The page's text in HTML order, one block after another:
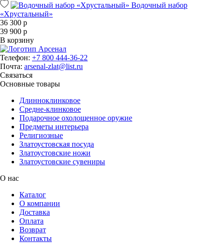
Водочный набор
«Хрустальный»
36 300 р
39 900 р
В корзину
Телефон: +7 800 444-36-22
Почта: arsenal-zlat@list.ru
Связаться
Основные товары
Длинноклинковое
Средне-клинковое
Подарочное охолощенное оружие
Предметы интерьера
Религиозные
Златоустовская посуда
Златоустовские ножи
Златоустовские сувениры
О нас
Каталог
О компании
Доставка
Оплата
Возврат
Контакты